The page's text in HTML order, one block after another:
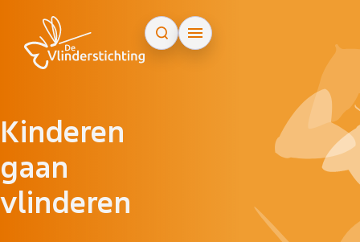
Kinderen
gaan
vlinderen